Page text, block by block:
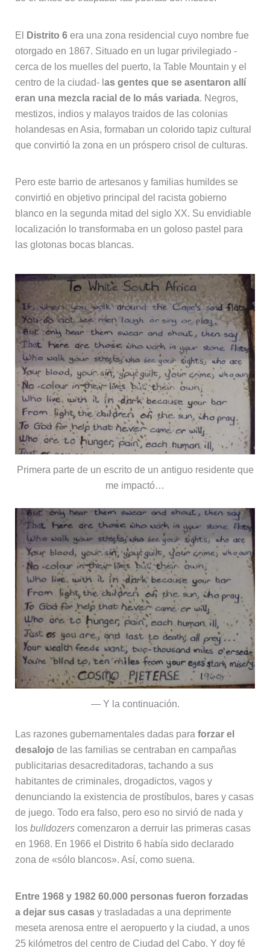
El Distrito 6era una zona residencial cuyo nombre fue
otorgado en 1867. Situado en un lugar privilegiado -
cerca de los muelles del puerto, la Table Mountain y el
centro de la ciudad- l as gentes que se asentaron allí
eran una mezcla racial de lo más variada. Negros,
mestizos, indios y malayos traidos de las colonias
holandesas en Asia, formaban un colorido tapiz cultural
que convirtió la zona en un próspero crisol de culturas.
Pero este barrio de artesanos y familias humildes se
convirtió en objetivo principal del racista gobierno
blanco en la segunda mitad del siglo XX. Su envidiable
localización lo transformaba en un goloso pastel para
las glotonas bocas blancas.
Primera parte de un escrito de un antiguo residente que
me impactó…
— Y la continuación.
Las razones gubernamentales dadas para forzar el
desalojo de las familias se centraban en campañas
publicitarias desacreditadoras, tachando a sus
habitantes de criminales, drogadictos, vagos y
denunciando la existencia de prostíbulos, bares y casas
de juego. Todo era falso, pero eso no sirvió de nada y
los bulldozerscomenzaron a derruir las primeras casas
en 1968. En 1966 el Distrito 6 había sido declarado
zona de «sólo blancos». Así, como suena.
Entre 1968 y 1982 60.000 personas fueron forzadas
a dejar sus casasy trasladadas a una deprimente
meseta arenosa entre el aeropuerto y la ciudad, a unos
25 kilómetros del centro de Ciudad del Cabo. Y doy fé